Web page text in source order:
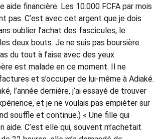
aide financière. Les 10.000 FCFA par mois
pas. C’est avec cet argent que je dois
oublier l’achat des fascicules, le
deux bouts. Je ne suis pas boursière.
du tout à l’aise avec des yeux
est malade en ce moment. Il ne
et s’occuper de lui-même à Adiaké.
l’année dernière, j’ai essayé de trouver
et je ne voulais pas empiéter sur
souffle et continue.) « Une fille qui
C’est elle qui, souvent m’achetait